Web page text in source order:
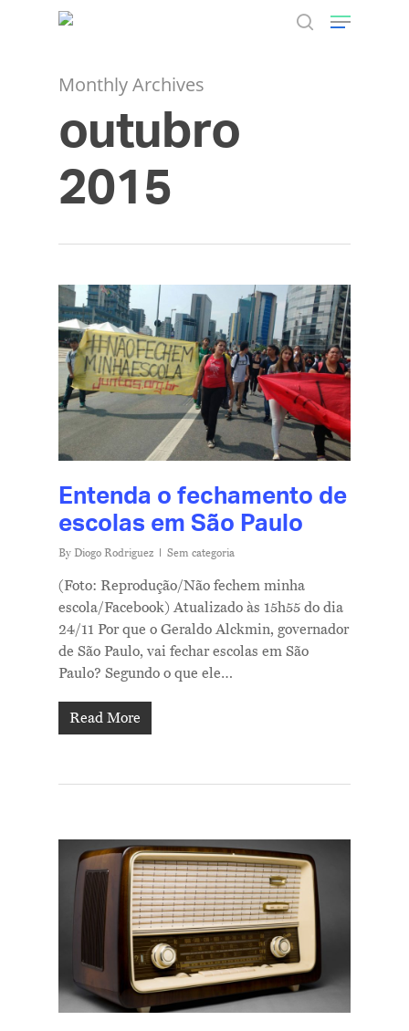
Hit enter to search or ESC to close
Monthly Archives
outubro
2015
Entenda o fechamento de
escolas em São Paulo
By Diogo Rodriguez Sem categoria
(Foto: Reprodução/Não fechem minha
escola/Facebook) Atualizado às 15h55 do dia
24/11 Por que o Geraldo Alckmin, governador
de São Paulo, vai fechar escolas em São
Paulo? Segundo o que ele…
Read More